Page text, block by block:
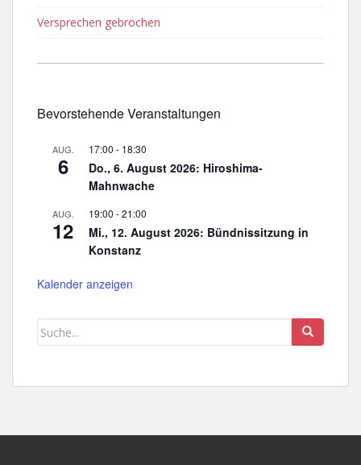
Versprechen gebrochen
Bevorstehende Veranstaltungen
AUG.
6
17:00 - 18:30
Do., 6. August 2026: Hiroshima-
Mahnwache
AUG.
12
19:00 -21:00
Mi., 12. August 2026: Bündnissitzung in
Konstanz
Kalender anzeigen